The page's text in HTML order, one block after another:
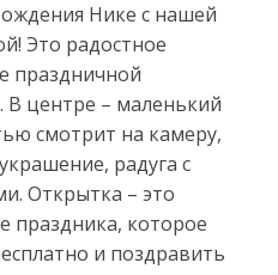
Нике с нашей
Это радостное
праздничной
В центре – маленький
смотрит на камеру,
радуга с
Открытка – это
праздника, которое
и поздравить